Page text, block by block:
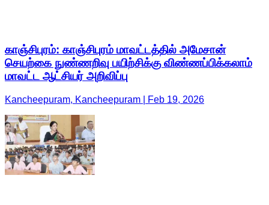
காஞ்சிபுரம்: காஞ்சிபுரம் மாவட்டத்தில் அமேசான்
செயற்கை நுண்ணறிவு பயிற்சிக்கு விண்ணப்பிக்கலாம்
மாவட்ட ஆட்சியர் அறிவிப்பு
Kancheepuram, Kancheepuram | Feb 19, 2026